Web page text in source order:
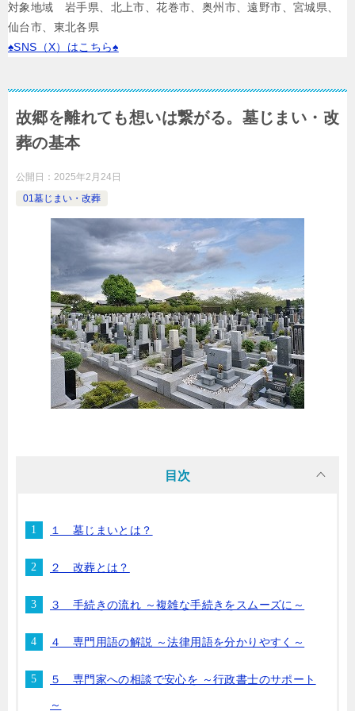
対象地域 岩手県、北上市、花巻市、奥州市、遠野市、宮城県、
仙台市、東北各県
♠SNS（X）はこちら♠
故郷を離れても想いは繋がる。墓じまい・改
葬の基本
公開日： 2025年2月24日
01墓じまい・改葬
目次
１ 墓じまいとは？
２ 改葬とは？
３ 手続きの流れ ～複雑な手続きをスムーズに～
４ 専門用語の解説 ～法律用語を分かりやすく～
５ 専門家への相談で安心を ～行政書士のサポート
～